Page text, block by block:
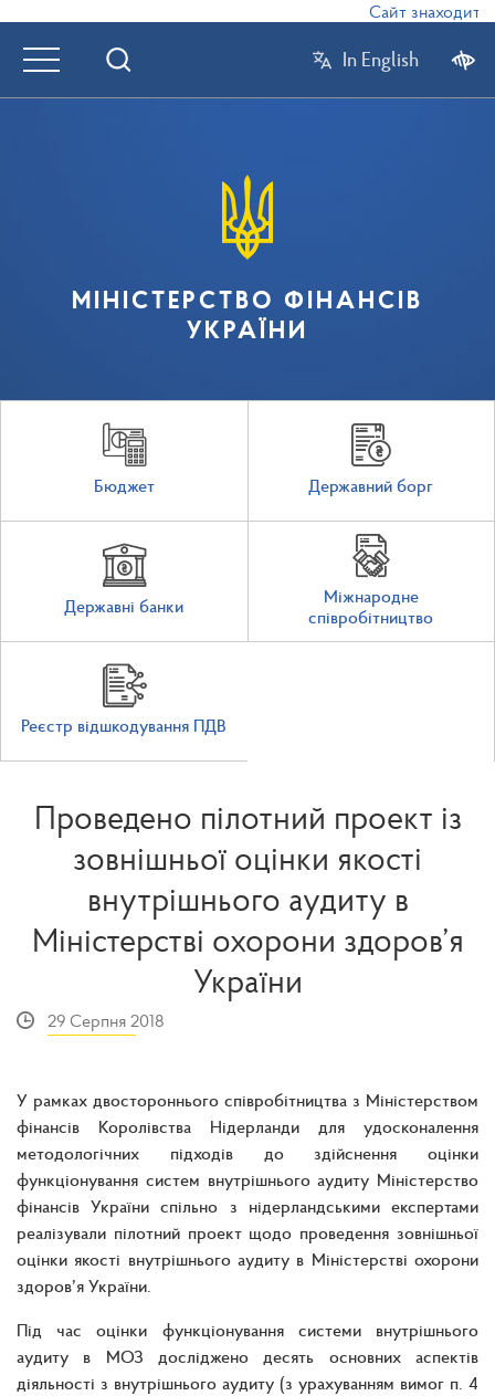
Сайт
In English
МІНІСТЕРСТВО ФІНАНСІВ
УКРАЇНИ
Бюджет Державний борг
Державні банки
Міжнародне
співробітництво
Реєстр відшкодування ПДВ
​Проведено пілотний проект із
зовнішньої оцінки якості
внутрішнього аудиту в
Міністерстві охорони здоров’я
України
29 Серпня 2018
У рамках двостороннього співробітництва з Міністерством
фінансів Королівства Нідерланди для удосконалення
методологічних підходів до здійснення оцінки
функціонування систем внутрішнього аудиту Міністерство
фінансів України спільно з нідерландськими експертами
реалізували пілотний проект щодо проведення зовнішньої
оцінки якості внутрішнього аудиту в Міністерстві охорони
здоров’я України.
Під час оцінки функціонування системи внутрішнього
аудиту в МОЗ досліджено десять основних аспектів
діяльності з внутрішнього аудиту (з урахуванням вимог п. 4